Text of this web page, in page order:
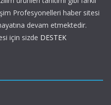
Profesyonelleri haber sitesi
devam etmektedir.
için sizde DESTEK